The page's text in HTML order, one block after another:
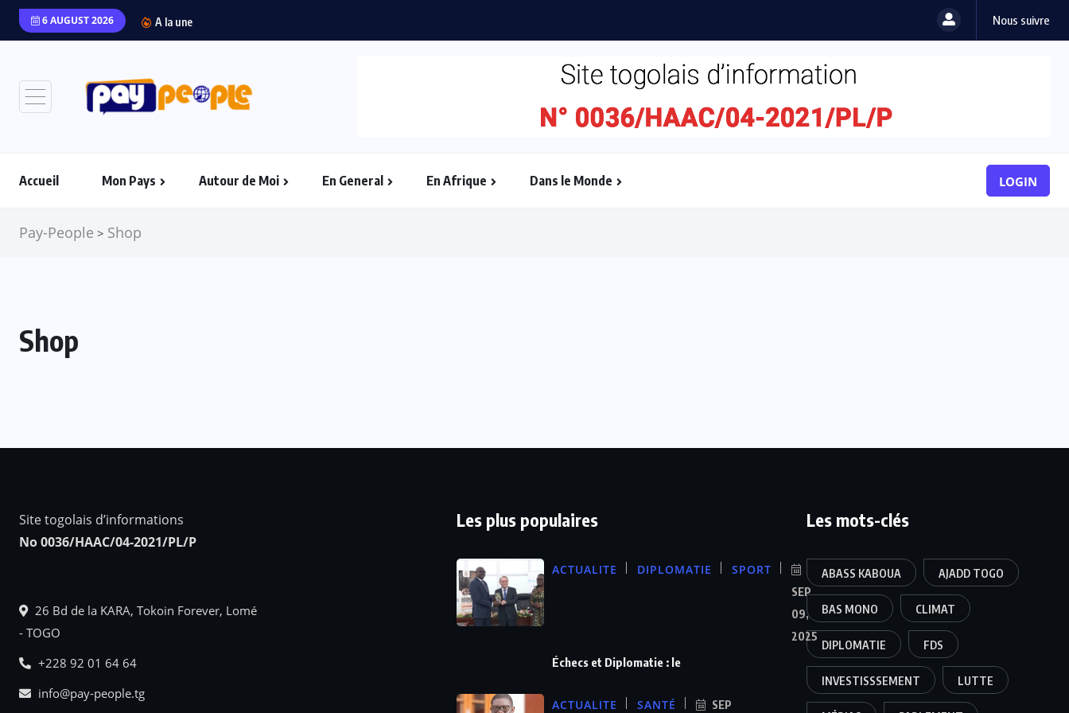
6 AUGUST 2026 A la une Nous suivre
Accueil Mon Pays Autour de Moi En General En Afrique Dans le Monde LOGIN
Pay-People > Shop
Shop
Site togolais d’informations
No 0036/HAAC/04-2021/PL/P
26 Bd de la KARA, Tokoin Forever, Lomé
- TOGO
+228 92 01 64 64
info@pay-people.tg
Les plus populaires
ACTUALITE DIPLOMATIE SPORT
SEP
09,
2025
Échecs et Diplomatie : le
ACTUALITE SANTÉ SEP
Les mots-clés
ABASS KABOUA AJADD TOGO
BAS MONO CLIMAT
DIPLOMATIE FDS
INVESTISSSEMENT LUTTE